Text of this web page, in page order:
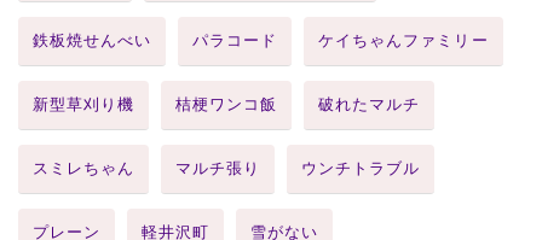
鉄板焼せんべい パラコード ケイちゃんファミリー
新型草刈り機 桔梗ワンコ飯 破れたマルチ
スミレちゃん マルチ張り ウンチトラブル
プレーン 軽井沢町 雪がない